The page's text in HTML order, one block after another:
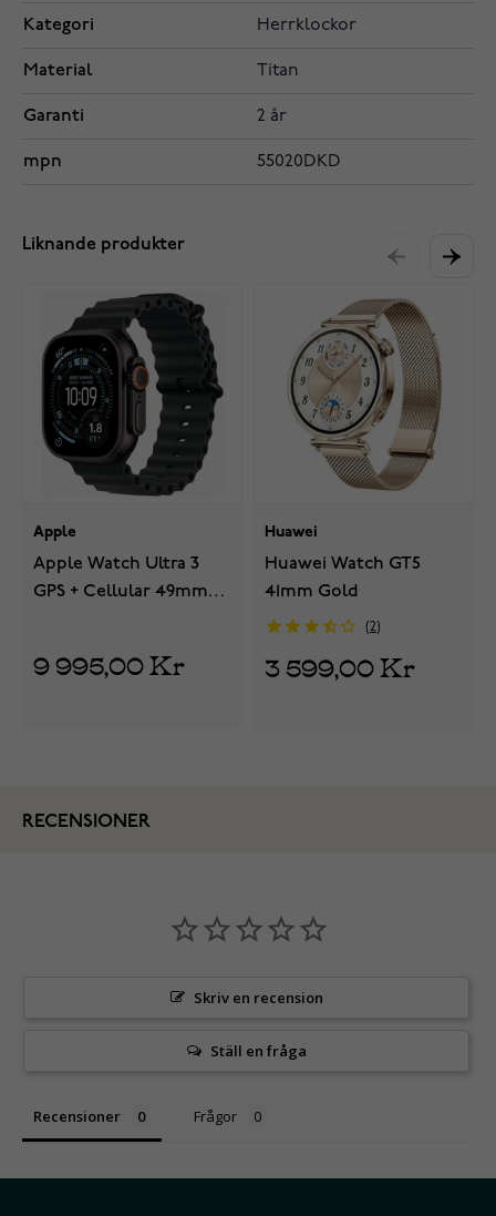
Kategori Herrklockor
Material Titan
Garanti 2 år
mpn 55020DKD
Liknande produkter
Apple
Apple Watch Ultra 3
GPS + Cellular 49mm
MF0J4KS/A
9 995,00 Kr
Huawei
Huawei Watch GT5
41mm Gold
2
3 599,00 Kr
RECENSIONER
Skriv en recension
Ställ en fråga
Recensioner Frågor